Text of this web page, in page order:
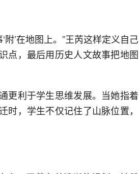
附’在地图上。”王芮这样定义自己
点，最后用历史人文故事把地图
更利于学生思维发展。当她指着
，学生不仅记住了山脉位置，